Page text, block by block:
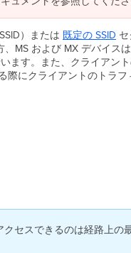
）または 既定の SSID
MS および MX デバイス
ます。また、クライアン
にクライアントのトラ
セスできるのは経路上の